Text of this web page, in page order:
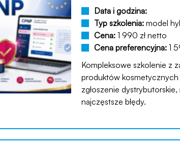
Data i godzina:
Typ szkolenia: model
Cena: 1 990 zł netto
Cena preferencyjna: 1
Kompleksowe szkolenie z
produktów kosmetycznych
zgłoszenie
najczęstsze błędy.